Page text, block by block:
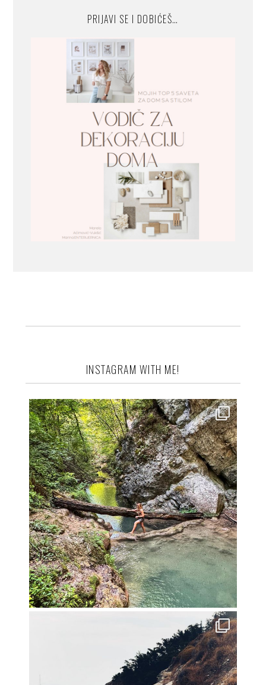
PRIJAVI SE I DOBIĆEŠ…
INSTAGRAM WITH ME!